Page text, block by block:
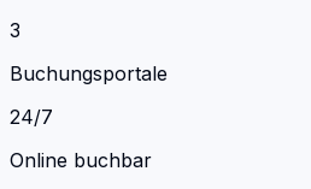
3
Buchungsportale
24/7
Online buchbar